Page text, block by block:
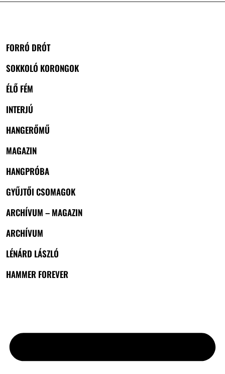
FORRÓ DRÓT
SOKKOLÓ KORONGOK
ÉLŐ FÉM
INTERJÚ
HANGERŐMŰ
MAGAZIN
HANGPRÓBA
GYŰJTŐI CSOMAGOK
ARCHÍVUM – MAGAZIN
ARCHÍVUM
LÉNÁRD LÁSZLÓ
HAMMER FOREVER